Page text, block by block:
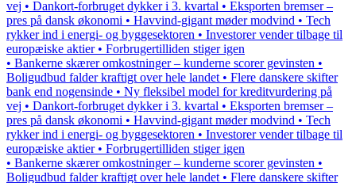
vej • Dankort-forbruget dykker i 3. kvartal • Eksporten bremser –
pres på dansk økonomi • Havvind-gigant møder modvind • Tech
rykker ind i energi- og byggesektoren • Investorer vender tilbage til
europæiske aktier • Forbrugertilliden stiger igen
• Bankerne skærer omkostninger – kunderne scorer gevinsten •
Boligudbud falder kraftigt over hele landet • Flere danskere skifter
bank end nogensinde • Ny fleksibel model for kreditvurdering på
vej • Dankort-forbruget dykker i 3. kvartal • Eksporten bremser –
pres på dansk økonomi • Havvind-gigant møder modvind • Tech
rykker ind i energi- og byggesektoren • Investorer vender tilbage til
europæiske aktier • Forbrugertilliden stiger igen
• Bankerne skærer omkostninger – kunderne scorer gevinsten •
Boligudbud falder kraftigt over hele landet • Flere danskere skifter